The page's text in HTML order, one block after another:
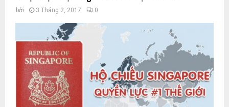
bởi 3 Tháng 2, 2017 0